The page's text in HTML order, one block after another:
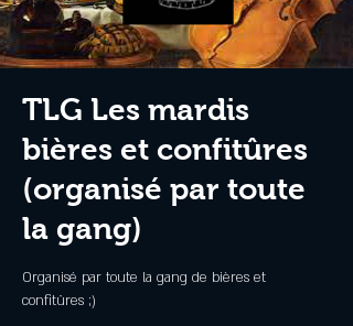
TLG Les mardis
bières et confitûres
(organisé par toute
la gang)
Organisé par toute la gang de bières et
confitûres ;)